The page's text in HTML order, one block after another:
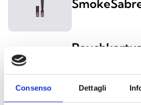
Consenso Dettagli